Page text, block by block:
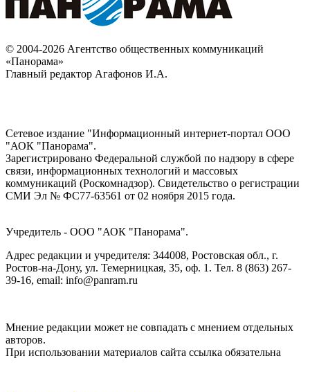
© 2004-2026 Агентство общественных коммуникаций
«Панорама»
Главный редактор Агафонов И.А.
Сетевое издание "Информационный интернет-портал ООО
"АОК "Панорама".
Зарегистрировано Федеральной службой по надзору в сфере
связи, информационных технологий и массовых
коммуникаций (Роскомнадзор). Cвидетельство о регистрации
СМИ Эл № ФС77-63561 от 02 ноября 2015 года.
Учредитель - ООО "АОК "Панорама".
Адрес редакции и учредителя: 344008, Ростовская обл., г.
Ростов-на-Дону, ул. Темерницкая, 35, оф. 1. Тел. 8 (863) 267-
39-16, email: info@panram.ru
Мнение редакции может не совпадать с мнением отдельных
авторов.
При использовании материалов сайта ссылка обязательна